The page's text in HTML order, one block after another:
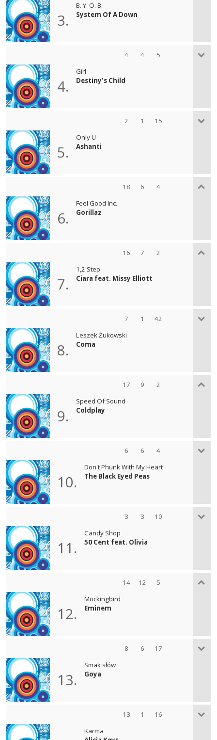
3.
B. Y. O. B.
System Of A Down
4 4 5
4.
Girl
Destiny's Child
2 1 15
5.
Only U
Ashanti
18 6 4
6.
Feel Good Inc.
Gorillaz
16 7 2
7.
1,2 Step
Ciara feat. Missy Elliott
7 1 42
8.
Leszek Żukowski
Coma
17 9 2
9.
Speed Of Sound
Coldplay
6 6 4
10.
Don't Phunk With My Heart
The Black Eyed Peas
3 3 10
11.
Candy Shop
50 Cent feat. Olivia
14 12 5
12.
Mockingbird
Eminem
8 6 17
13.
Smak słów
Goya
13 1 16
Karma